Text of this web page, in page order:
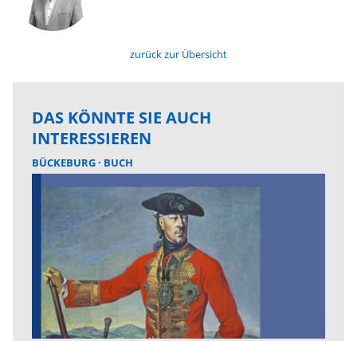
zurück zur Übersicht
DAS KÖNNTE SIE AUCH
INTERESSIEREN
BÜCKEBURG BUCH